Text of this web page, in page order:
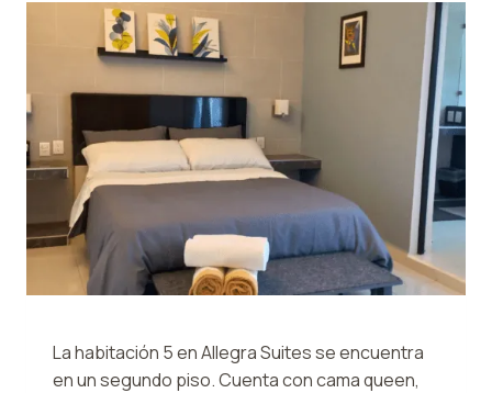
La habitación 5 en Allegra Suites se encuentra
en un segundo piso. Cuenta con cama queen,